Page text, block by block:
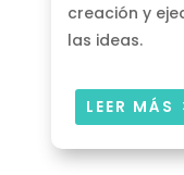
creación y
las ideas.
LEER MÁS